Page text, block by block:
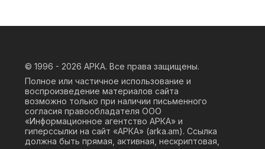
© 1996 - 2026 АРКА. Все права защищены.
Полное или частичное использование и
воспроизведение материалов сайта
возможно только при наличии письменного
согласия правообладателя ООО
«Информационное агентство АРКА» и
гиперссылки на сайт «АРКА» (arka.am). Ссылка
должна быть прямая, активная, нескриптовая,